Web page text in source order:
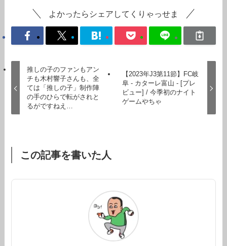
よかったらシェアしてくりゃっせま
推しの子のファンもアン
チも木村響子さんも、全
ては「推しの子」制作陣
の手のひらで転がされと
るがですねえ…
【2023年J3第11節】FC岐
阜 - カターレ富山 - [プレ
ビュー] / 今季初のナイト
ゲームやちゃ
この記事を書いた人